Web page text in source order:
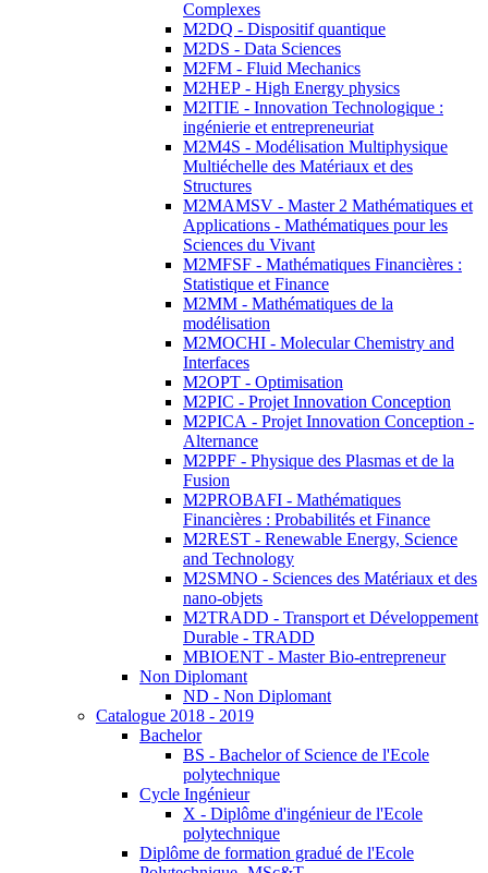
Complexes
M2DQ - Dispositif quantique
M2DS - Data Sciences
M2FM - Fluid Mechanics
M2HEP - High Energy physics
M2ITIE - Innovation Technologique :
ingénierie et entrepreneuriat
M2M4S - Modélisation Multiphysique
Multiéchelle des Matériaux et des
Structures
M2MAMSV - Master 2 Mathématiques et
Applications - Mathématiques pour les
Sciences du Vivant
M2MFSF - Mathématiques Financières :
Statistique et Finance
M2MM - Mathématiques de la
modélisation
M2MOCHI - Molecular Chemistry and
Interfaces
M2OPT - Optimisation
M2PIC - Projet Innovation Conception
M2PICA - Projet Innovation Conception -
Alternance
M2PPF - Physique des Plasmas et de la
Fusion
M2PROBAFI - Mathématiques
Financières : Probabilités et Finance
M2REST - Renewable Energy, Science
and Technology
M2SMNO - Sciences des Matériaux et des
nano-objets
M2TRADD - Transport et Développement
Durable - TRADD
MBIOENT - Master Bio-entrepreneur
Non Diplomant
ND - Non Diplomant
Catalogue 2018 - 2019
Bachelor
BS - Bachelor of Science de l'Ecole
polytechnique
Cycle Ingénieur
X - Diplôme d'ingénieur de l'Ecole
polytechnique
Diplôme de formation gradué de l'Ecole